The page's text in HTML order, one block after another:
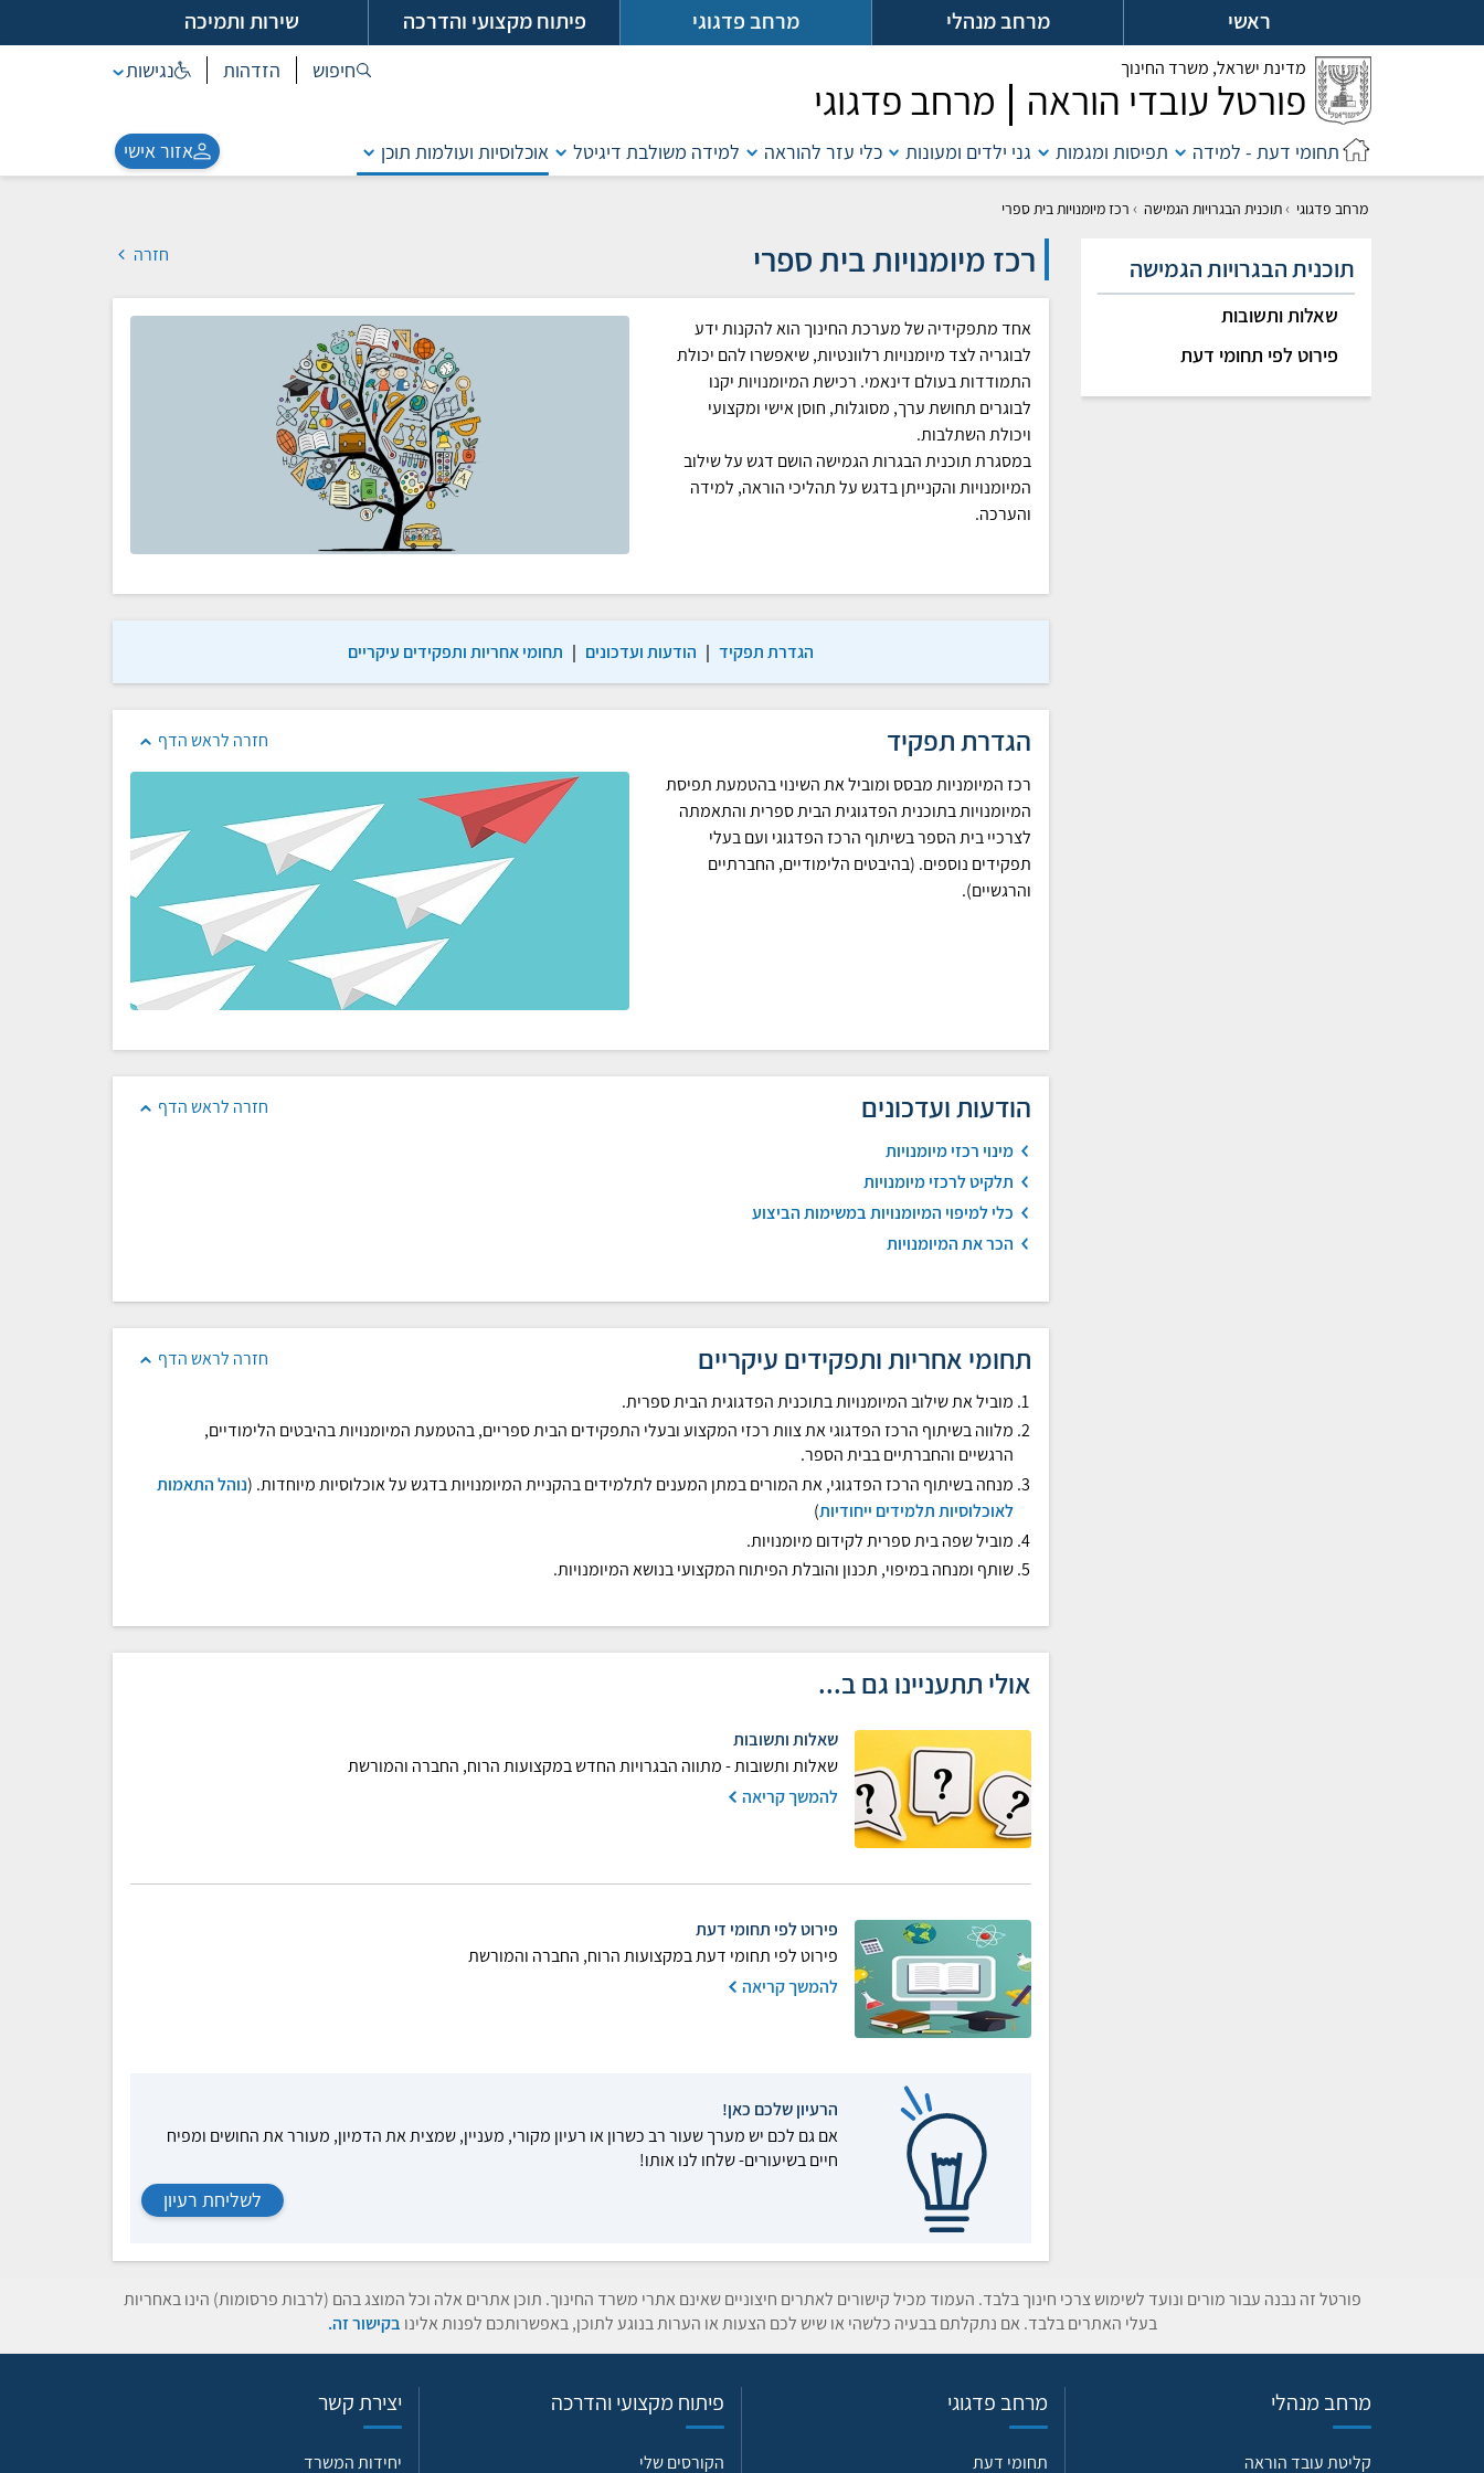
אל
ראשי מרחב מנהלי מרחב פדגוגי פיתוח מקצועי והדרכה שירות ותמיכה
מדינת ישראל, משרד החינוך
פורטל עובדי הוראה מרחב פדגוגי
חיפוש הזדהות נגישות
תחומי דעת - למידה תפיסות ומגמות גני ילדים ומעונות כלי עזר להוראה למידה משולבת דיגיטל אוכלוסיות ועולמות תוכן אזור אישי
מרחב פדגוגי ›תוכנית הבגרויות הגמישה › רכז מיומנויות בית ספרי
רכז מיומנויות בית ספרי חזרה
אחד מתפקידיה של מערכת החינוך הוא להקנות ידע
לבוגריה לצד מיומנויות רלוונטיות, שיאפשרו להם יכולת
התמודדות בעולם דינאמי. רכישת המיומנויות יקנו
לבוגרים תחושת ערך, מסוגלות, חוסן אישי ומקצועי
ויכולת השתלבות.
במסגרת תוכנית הבגרות הגמישה הושם דגש על שילוב
המיומנויות והקנייתן בדגש על תהליכי הוראה, למידה
והערכה.
הגדרת תפקיד | הודעות ועדכונים | תחומי אחריות ותפקידים עיקריים
חזרה לראש הדף הגדרת תפקיד
רכז המיומניות מבסס ומוביל את השינוי בהטמעת תפיסת
המיומנויות בתוכנית הפדגוגית הבית ספרית והתאמתה
לצרכיי בית הספר בשיתוף הרכז הפדגוגי ועם בעלי
תפקידים נוספים. (בהיבטים הלימודיים, החברתיים
והרגשיים).
חזרה לראש הדף הודעות ועדכונים
מינוי רכזי מיומנויות
תלקיט לרכזי מיומנויות
כלי למיפוי המיומנויות במשימות הביצוע
הכר את המיומנויות
חזרה לראש הדף תחומי אחריות ותפקידים עיקריים
מוביל את שילוב המיומנויות בתוכנית הפדגוגית הבית ספרית.
מלווה בשיתוף הרכז הפדגוגי את צוות רכזי המקצוע ובעלי התפקידים הבית ספריים, בהטמעת המיומנויות בהיבטים הלימודיים,
הרגשיים והחברתיים בבית הספר.
מנחה בשיתוף הרכז הפדגוגי, את המורים במתן המענים לתלמידים בהקניית המיומנויות בדגש על אוכלוסיות מיוחדות. (נוהל התאמות
לאוכלוסיות תלמידים ייחודיות)
מוביל שפה בית ספרית לקידום מיומנויות.
שותף ומנחה במיפוי, תכנון והובלת הפיתוח המקצועי בנושא המיומנויות.
אולי תתעניינו גם ב...
שאלות ותשובות
שאלות ותשובות - מתווה הבגרויות החדש במקצועות הרוח, החברה והמורשת
להמשך קריאה
פירוט לפי תחומי דעת
פירוט לפי תחומי דעת במקצועות הרוח, החברה והמורשת
להמשך קריאה
הרעיון שלכם כאן!
אם גם לכם יש מערך שעור רב כשרון או רעיון מקורי, מעניין, שמצית את הדמיון, מעורר את החושים ומפיח
חיים בשיעורים- שלחו לנו אותו!
לשליחת רעיון
תוכנית הבגרויות הגמישה
שאלות ותשובות
פירוט לפי תחומי דעת
פורטל זה נבנה עבור מורים ונועד לשימוש צרכי חינוך בלבד. העמוד מכיל קישורים לאתרים חיצוניים שאינם אתרי משרד החינוך. תוכן אתרים אלה וכל המוצג בהם (לרבות פרסומות) הינו באחריות
בעלי האתרים בלבד. אם נתקלתם בבעיה כלשהי או שיש לכם הצעות או הערות בנוגע לתוכן, באפשרותכם לפנות אלינו בקישור זה.
מרחב מנהלי
קליטת עובד הוראה
מרחב פדגוגי
תחומי דעת
פיתוח מקצועי והדרכה
הקורסים שלי
יצירת קשר
יחידות המשרד